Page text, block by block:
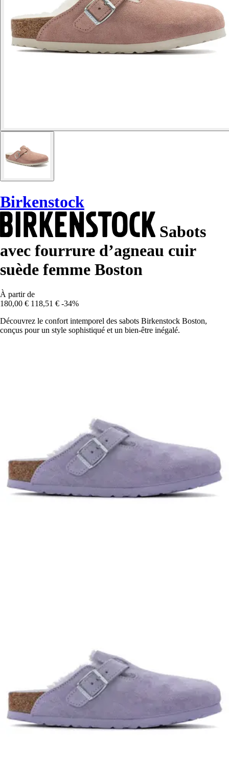
Birkenstock
Sabots
avec fourrure d’agneau cuir
suède femme Boston
À partir de
180,00 € 118,51 € -34%
Découvrez le confort intemporel des sabots Birkenstock Boston,
conçus pour un style sophistiqué et un bien-être inégalé.